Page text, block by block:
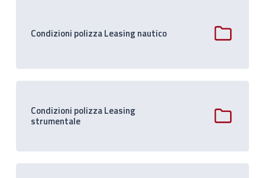
Condizioni polizza Leasing nautico
Condizioni polizza Leasing
strumentale